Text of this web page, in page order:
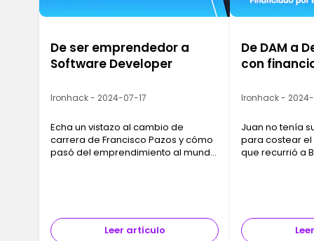
De ser emprendedor a
Software Developer
Ironhack - 2024-07-17
Echa un vistazo al cambio de
carrera de Francisco Pazos y cómo
pasó del emprendimiento al mundo
Leer artículo
De DAM a
con
Ironhack -
Juan no tenía
para costear
que recurrió a